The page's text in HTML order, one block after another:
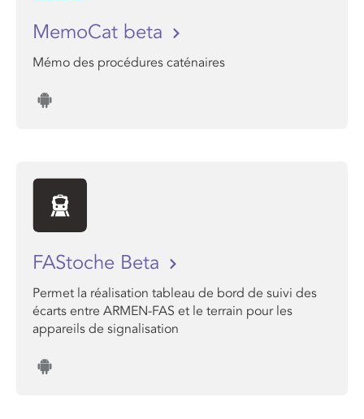
MemoCat beta
Mémo des procédures caténaires
FAStoche Beta
Permet la réalisation tableau de bord de suivi des
écarts entre ARMEN-FAS et le terrain pour les
appareils de signalisation